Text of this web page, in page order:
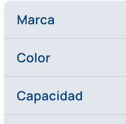
Marca
Color
Capacidad